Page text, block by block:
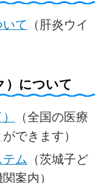
て （肝炎ウイ
）について
（全国の医療
できます）
ム （茨城子ど
案内）